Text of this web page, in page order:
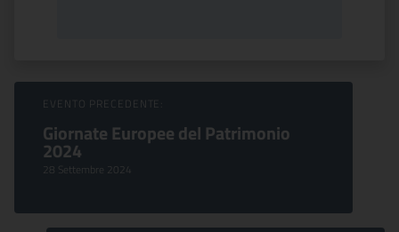
Sfoglia Eventi
EVENTO PRECEDENTE:
Giornate Europee del Patrimonio
2024
28 Settembre 2024